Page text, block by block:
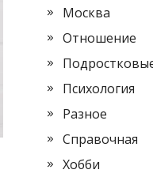
Москва
Отношение
Психология
Разное
Справочная
Хобби